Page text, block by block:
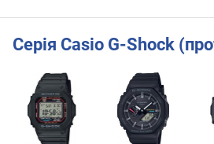
Серія Casio G-Shock